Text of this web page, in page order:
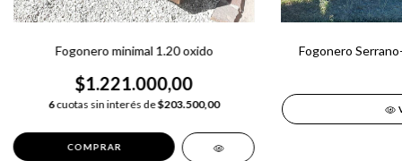
Fogonero minimal 1.20 oxido
$1.221.000,00
6cuotas sin interés de$203.500,00
Fogonero